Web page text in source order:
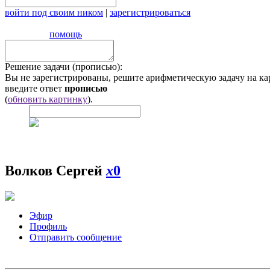
войти под своим ником | зарегистрироваться
помощь
Решение задачи (прописью):
Вы не зарегистрированы, решите арифметическую задачу на
введите ответ прописью
(обновить картинку).
Волков Сергей x0
Эфир
Профиль
Отправить сообщение